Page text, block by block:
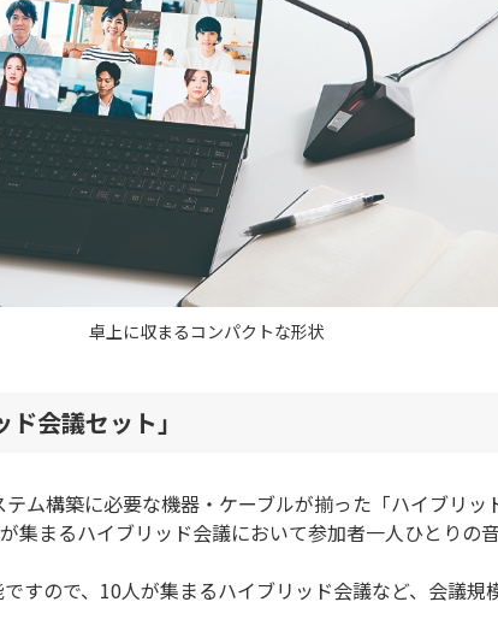
卓上に収まるコンパクトな形状
会議セット」
ム構築に必要な機器・ケーブルが揃った「ハイブリ
集まるハイブリッド会議において参加者一人ひとりの
すので、10人が集まるハイブリッド会議など、会議規